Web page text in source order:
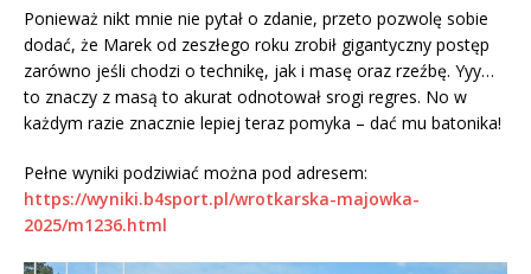
Ponieważ nikt mnie nie pytał o zdanie, przeto pozwolę sobie
dodać, że Marek od zeszłego roku zrobił gigantyczny postęp
zarówno jeśli chodzi o technikę, jak i masę oraz rzeźbę. Yyy…
to znaczy z masą to akurat odnotował srogi regres. No w
każdym razie znacznie lepiej teraz pomyka – dać mu batonika!
Pełne wyniki podziwiać można pod adresem:
https://wyniki.b4sport.pl/wrotkarska-majowka-
2025/m1236.html